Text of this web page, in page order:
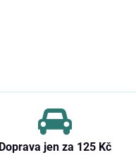
Doprava jen za 125 Kč